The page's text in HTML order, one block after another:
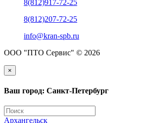
8(812)917-72-25
8(812)207-72-25
info@kran-spb.ru
ООО "ПТО Сервис" © 2026
×
Ваш город: Санкт-Петербург
Архангельск